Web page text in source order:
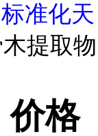
标准化天
提取物
价格